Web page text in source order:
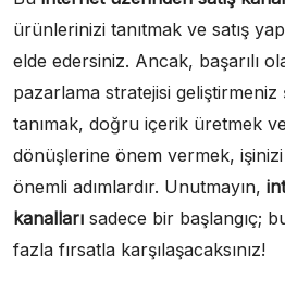
ürünlerinizi tanıtmak ve satış
elde edersiniz. Ancak, başarılı
pazarlama stratejisi
tanımak, doğru içerik üretmek
dönüşlerine önem vermek,
önemli adımlardır. Unutmayın,
kanalları sadece bir başlangıç;
fazla fırsatla karşılaşacaksınız!